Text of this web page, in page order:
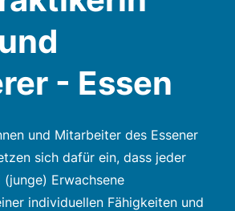
- Essen
und Mitarbeiter des Essener
sich dafür ein, dass jeder
Erwachsene
individuellen Fähigkeiten und